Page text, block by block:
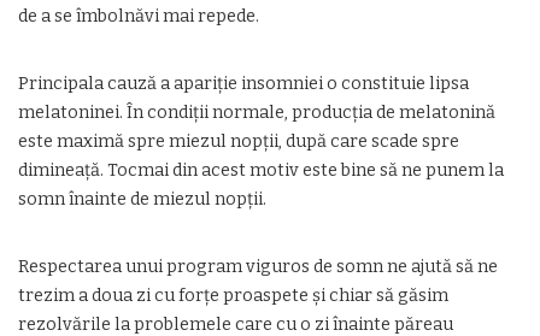
de a se îmbolnăvi mai repede.
Principala cauză a apariţie insomniei o constituie lipsa
melatoninei. În condiţii normale, producţia de melatonină
este maximă spre miezul nopţii, după care scade spre
dimineaţă. Tocmai din acest motiv este bine să ne punem la
somn înainte de miezul nopţii.
Respectarea unui program viguros de somn ne ajută să ne
trezim a doua zi cu forţe proaspete şi chiar să găsim
rezolvările la problemele care cu o zi înainte păreau